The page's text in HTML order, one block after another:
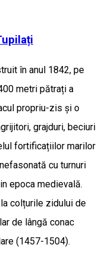
în anul 1842, pe
metri pătrați a
propriu-zis și o
grajduri, beciuri
fortificațiilor marilor
cu turnuri
epoca medievală.
colțurile zidului de
de lângă conac
(1457-1504).